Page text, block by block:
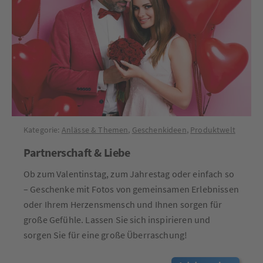
Kategorie: Anlässe & Themen, Geschenkideen, Produktwelt
Partnerschaft & Liebe
Ob zum Valentinstag, zum Jahrestag oder einfach so
– Geschenke mit Fotos von gemeinsamen Erlebnissen
oder Ihrem Herzensmensch und Ihnen sorgen für
große Gefühle. Lassen Sie sich inspirieren und
sorgen Sie für eine große Überraschung!